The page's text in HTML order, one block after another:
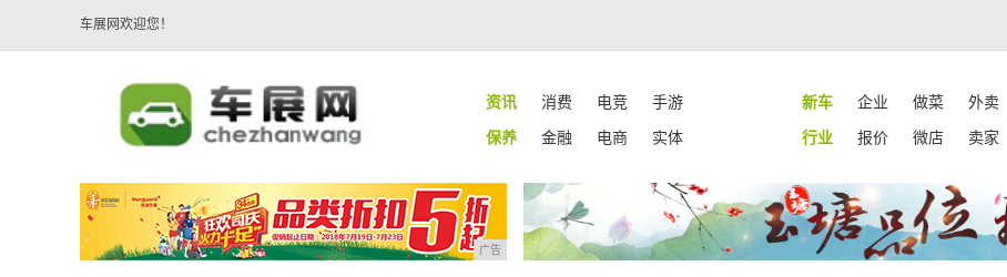
车展网欢迎您！
资讯 消费 电竞 手游 新车 企业 做菜 外卖
保养
金融 电商 实体 行业 报价 微店 卖家
广告